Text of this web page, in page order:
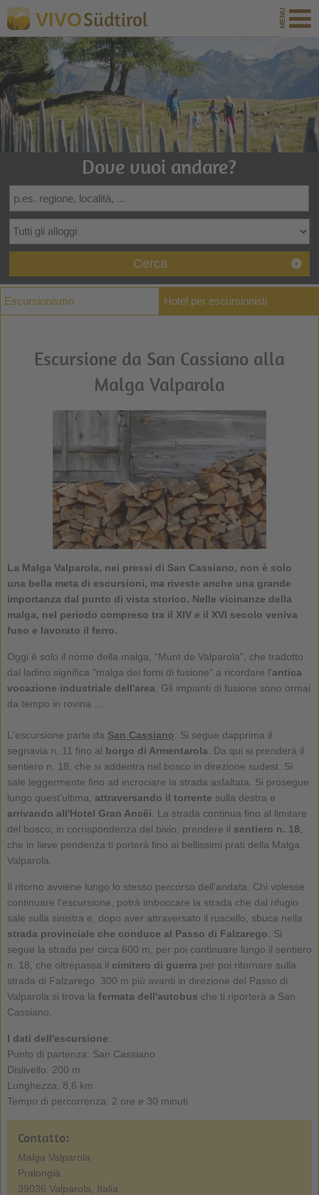
VIVOSüdtirol
Dove vuoi andare?
Cerca
Escursionismo Hotel per escursionisti
Escursione da San Cassiano alla
Malga Valparola
La Malga Valparola, nei pressi di San Cassiano, non è solo
una bella meta di escursioni, ma riveste anche una grande
importanza dal punto di vista storico. Nelle vicinanze della
malga, nel periodo compreso tra il XIV e il XVI secolo veniva
fuso e lavorato il ferro.
Oggi è solo il nome della malga, "Munt de Valparola", che tradotto
dal ladino significa "malga dei forni di fusione" a ricordare l'antica
vocazione industriale dell'area . Gli impianti di fusione sono ormai
da tempo in rovina …
L'escursione parte da San Cassiano . Si segue dapprima il
segnavia n. 11 fino al borgo di Armentarola . Da qui si prenderà il
sentiero n. 18, che si addentra nel bosco in direzione sudest. Si
sale leggermente fino ad incrociare la strada asfaltata. Si prosegue
lungo quest'ultima, attraversando il torrente sulla destra e
arrivando all'Hotel Gran Ancëi . La strada continua fino al limitare
del bosco; in corrispondenza del bivio, prendere il sentiero n. 18
che in lieve pendenza ti porterà fino ai bellissimi prati della Malga
Valparola.
Il ritorno avviene lungo lo stesso percorso dell'andata. Chi volesse
continuare l'escursione, potrà imboccare la strada che dal rifugio
sale sulla sinistra e, dopo aver attraversato il ruscello, sbuca nella
strada provinciale che conduce al Passo di Falzarego . Si
segue la strada per circa 600 m, per poi continuare lungo il sentiero
n. 18, che oltrepassa il cimitero di guerra per poi ritornare sulla
strada di Falzarego. 300 m più avanti in direzione del Passo di
Valparola si trova la fermata dell'autobus che ti riporterà a San
Cassiano.
I dati dell'escursione:
Punto di partenza: San Cassiano
Dislivello: 200 m
Lunghezza: 8,6 km
Tempo di percorrenza: 2 ore e 30 minuti
Contatto:
Malga Valparola
Pralongià
39036 Valparola, Italia